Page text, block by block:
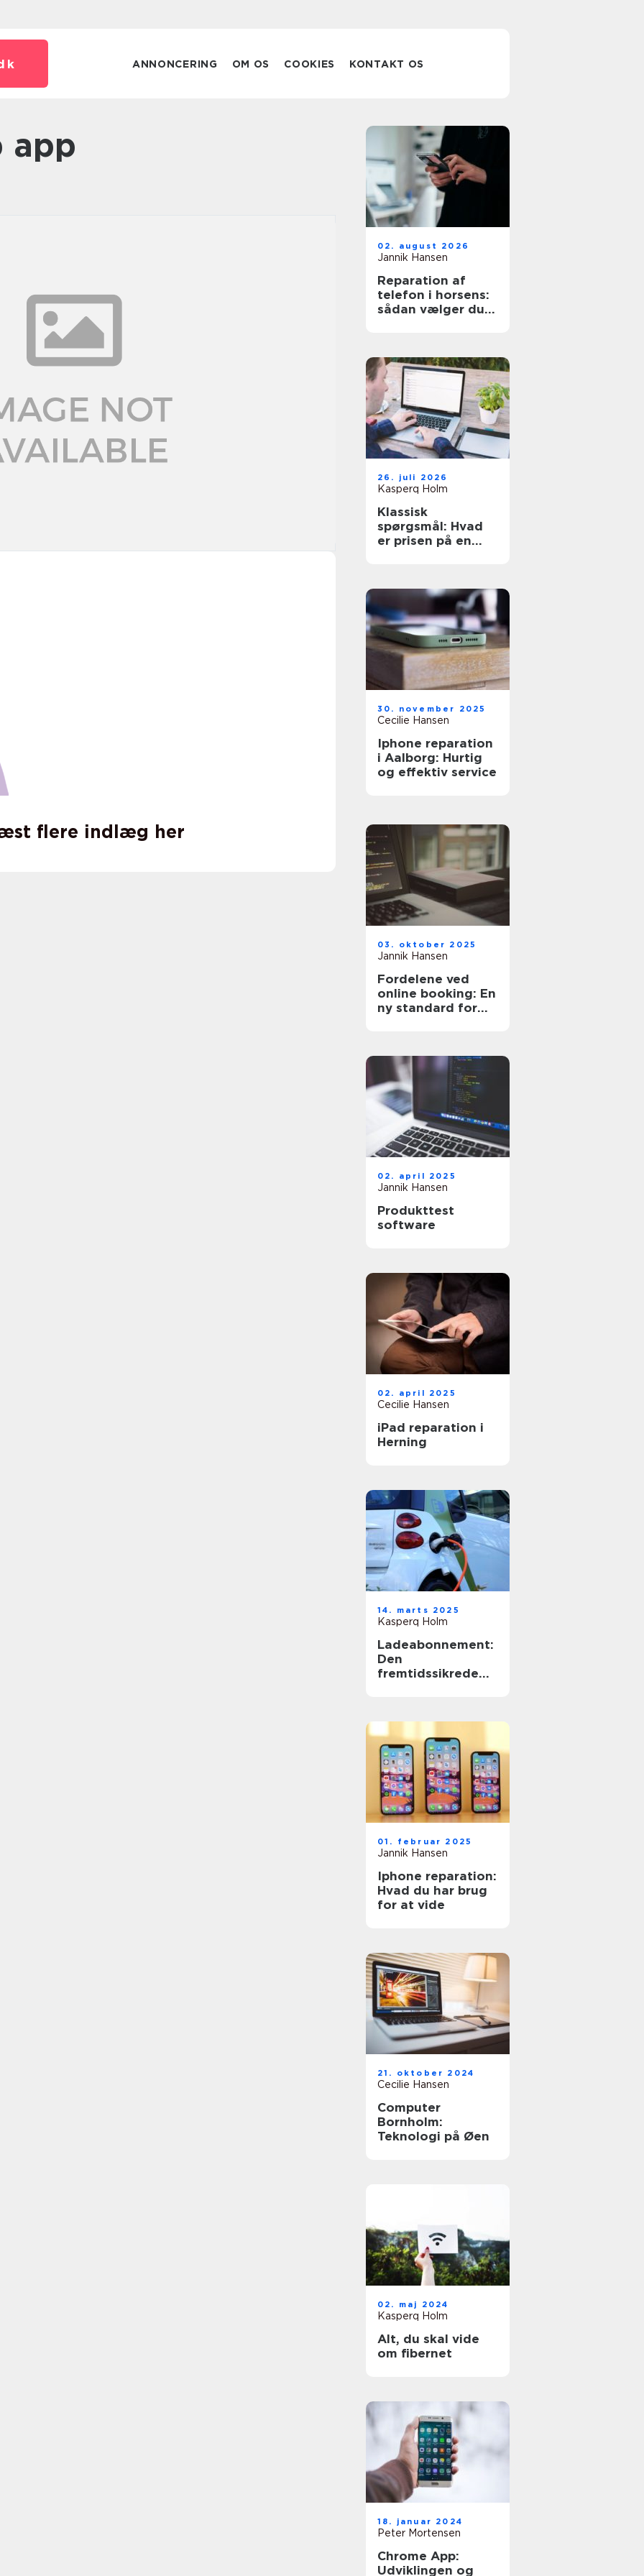
ANNONCERING OM OS COOKIES KONTAKT OS
app
flere indlæg her
02. august 2026
Jannik Hansen
Reparation af
telefon i horsens:
sådan vælger du
26. juli 2026
Kasperq Holm
Klassisk
spørgsmål: Hvad
er prisen på en
30. november 2025
Cecilie Hansen
Iphone reparation
i Aalborg: Hurtig
og effektiv service
03. oktober 2025
Jannik Hansen
Fordelene ved
online booking: En
ny standard for
02. april 2025
Jannik Hansen
Produkttest
software
02. april 2025
Cecilie Hansen
iPad reparation i
Herning
14. marts 2025
Kasperq Holm
Ladeabonnement:
Den
fremtidssikrede
01. februar 2025
Jannik Hansen
Iphone reparation:
Hvad du har brug
for at vide
21. oktober 2024
Cecilie Hansen
Computer
Bornholm:
Teknologi på Øen
02. maj 2024
Kasperq Holm
Alt, du skal vide
om fibernet
18. januar 2024
Peter Mortensen
Chrome App:
Udviklingen og